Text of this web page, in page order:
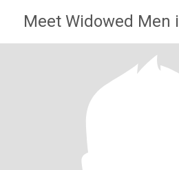
Meet Widowed Men